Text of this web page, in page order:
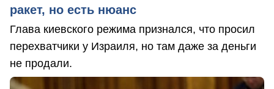
ракет, но есть нюанс
Глава киевского режима признался, что просил
перехватчики у Израиля, но там даже за деньги
не продали.